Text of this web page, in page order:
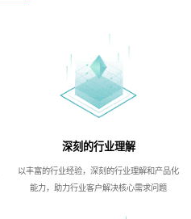
深刻的行业理解
以丰富的行业经验，深刻的行业理解和产品化
能力，助力行业客户解决核心需求问题